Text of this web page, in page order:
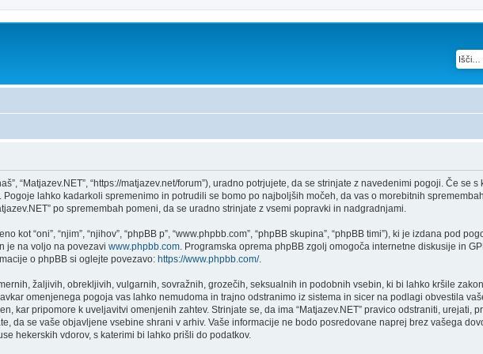
“Matjazev.NET”, “https://matjazev.net/forum”), uradno potrjujete, da se strinjate z navedenimi pogoji. Če se
Pogoje lahko kadarkoli spremenimo in potrudili se bomo po najboljših močeh, da vas o morebitnih
po spremembah pomeni, da se uradno strinjate z vsemi popravki in nadgradnjami.
“oni”, “njim”, “njihov”, “phpBB p”, “www.phpbb.com”, “phpBB skupina”, “phpBB timi”), ki je izdana pod
je na voljo na povezavi www.phpbb.com . Programska oprema phpBB zgolj omogoča internetne diskusije in
o phpBB si oglejte povezavo: https://www.phpbb.com/.
žaljivih, obrekljivih, vulgarnih, sovražnih, grozečih, seksualnih in podobnih vsebin, ki bi lahko kršile
omenjenega pogoja vas lahko nemudoma in trajno odstranimo iz sistema in sicer na podlagi obvestila
kar pripomore k uveljavitvi omenjenih zahtev. Strinjate se, da ima “Matjazev.NET” pravico odstraniti, urejati,
da se vaše objavljene vsebine shrani v arhiv. Vaše informacije ne bodo posredovane naprej brez vašega
hekerskih vdorov, s katerimi bi lahko prišli do podatkov.